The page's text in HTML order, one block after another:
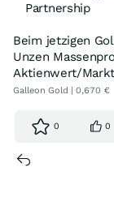
Partnership
Beim jetzigen
Unzen
Aktienwert/
Galleon Gold | 0,670 €
0 0